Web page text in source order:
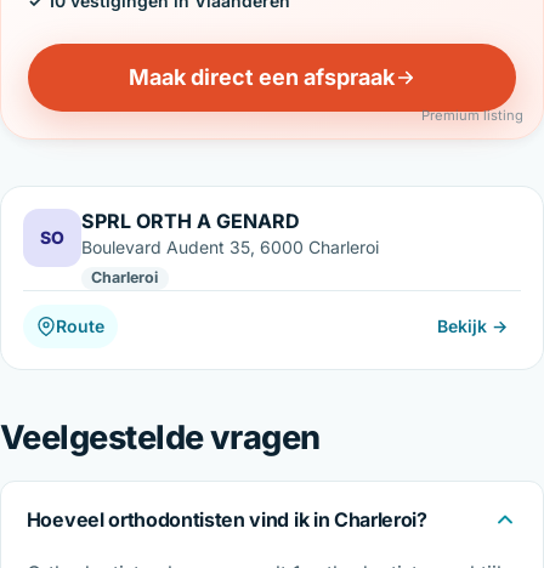
Maak direct een afspraak
Premium listing
SO
SPRL ORTH A GENARD
Boulevard Audent 35, 6000 Charleroi
Charleroi
Route Bekijk →
Veelgestelde vragen
Hoeveel orthodontisten vind ik in Charleroi?